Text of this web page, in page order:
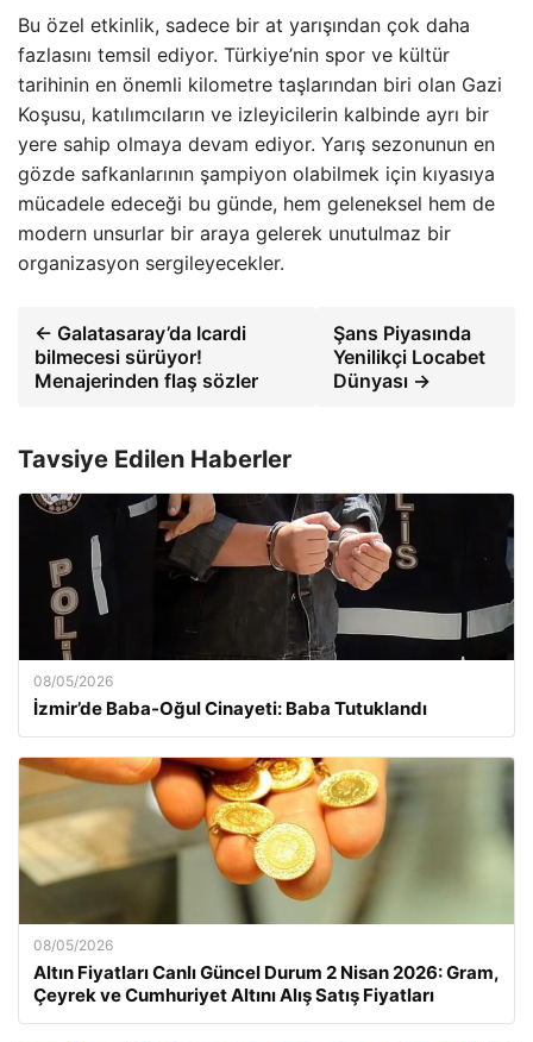
Bu özel etkinlik, sadece bir at yarışından çok daha
fazlasını temsil ediyor. Türkiye’nin spor ve kültür
tarihinin en önemli kilometre taşlarından biri olan Gazi
Koşusu, katılımcıların ve izleyicilerin kalbinde ayrı bir
yere sahip olmaya devam ediyor. Yarış sezonunun en
gözde safkanlarının şampiyon olabilmek için kıyasıya
mücadele edeceği bu günde, hem geleneksel hem de
modern unsurlar bir araya gelerek unutulmaz bir
organizasyon sergileyecekler.
← Galatasaray’da Icardi
bilmecesi sürüyor!
Menajerinden flaş sözler
Şans Piyasında
Yenilikçi Locabet
Dünyası →
Tavsiye Edilen Haberler
08/05/2026
İzmir’de Baba-Oğul Cinayeti: Baba Tutuklandı
08/05/2026
Altın Fiyatları Canlı Güncel Durum 2 Nisan 2026: Gram,
Çeyrek ve Cumhuriyet Altını Alış Satış Fiyatları